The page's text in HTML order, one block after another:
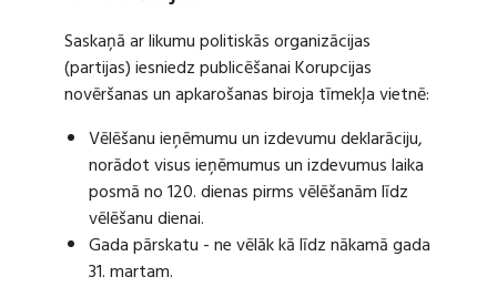
Saskaņā ar likumu politiskās organizācijas
(partijas) iesniedz publicēšanai Korupcijas
novēršanas un apkarošanas biroja tīmekļa vietnē:
Vēlēšanu ieņēmumu un izdevumu deklarāciju,
norādot visus ieņēmumus un izdevumus laika
posmā no 120. dienas pirms vēlēšanām līdz
vēlēšanu dienai.
Gada pārskatu - ne vēlāk kā līdz nākamā gada
31. martam.